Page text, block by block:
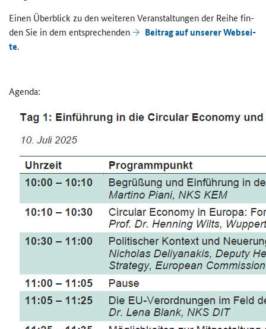
Einen Über­blick zu den wei­te­ren Ver­an­stal­tun­gen der Reihe fin­
den Sie in dem ent­spre­chen­den
Bei­trag auf un­se­rer Web­sei­
te.
Agen­da: